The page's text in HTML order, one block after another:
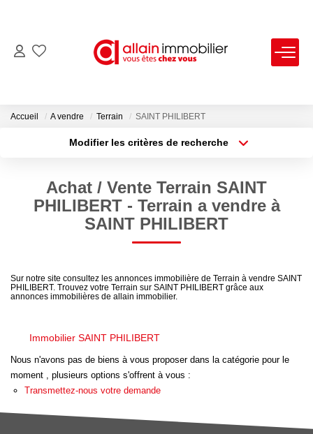
LOCATIONS
SYNDIC
Nos Offres D'emploi
Avis Clients
Nos Actualités
LOCATIONS VACANCES
Accueil A vendre Terrain SAINT PHILIBERT
Modifier les critères de recherche
Sélectionnez...
Type de bien
Surface min
Achat / Vente Terrain SAINT
PHILIBERT - Terrain a vendre à
SAINT PHILIBERT
Sur notre site consultez les annonces immobilière de Terrain à vendre SAINT
PHILIBERT. Trouvez votre Terrain sur SAINT PHILIBERT grâce aux
annonces immobilières de allain immobilier.
Immobilier SAINT PHILIBERT
Nous n'avons pas de biens à vous proposer dans la catégorie pour le
moment , plusieurs options s'offrent à vous :
Transmettez-nous votre demande